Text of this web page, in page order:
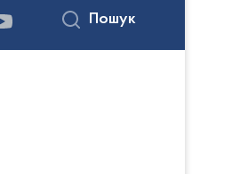
Пошук